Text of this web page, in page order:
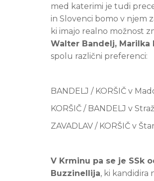
med katerimi je tudi
in Slovenci bomo v njem
ki imajo realno možnost
Walter Bandelj, Marilka
spolu različni preferenci:
BANDELJ / KORŠIČ v
KORŠIČ / BANDELJ v
ZAVADLAV / KORŠIČ v
V Krminu pa se je SSk
Buzzinellija, ki kandidira